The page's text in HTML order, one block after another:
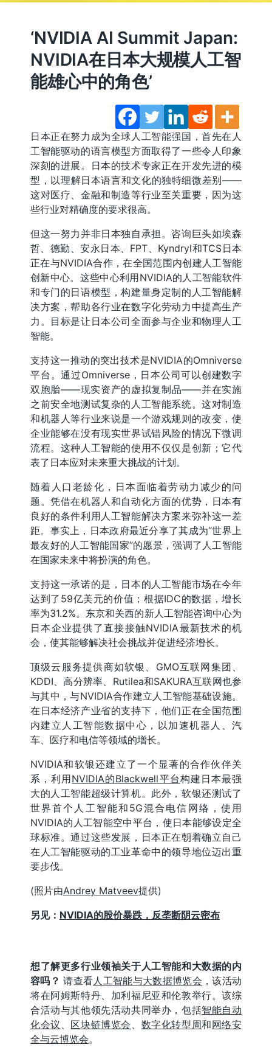
‘NVIDIA AI Summit Japan:
NVIDIA在日本大规模人工智
能雄心中的角色’
日本正在努力成为全球人工智能强国，首先在人
工智能驱动的语言模型方面取得了一些令人印象
深刻的进展。日本的技术专家正在开发先进的模
型，以理解日本语言和文化的独特细微差别——
这对医疗、金融和制造等行业至关重要，因为这
些行业对精确度的要求很高。
但这一努力并非日本独自承担。咨询巨头如埃森
哲、德勤、安永日本、FPT、Kyndryl和TCS日本
正在与NVIDIA合作，在全国范围内创建人工智能
创新中心。这些中心利用NVIDIA的人工智能软件
和专门的日语模型，构建量身定制的人工智能解
决方案，帮助各行业在数字化劳动力中提高生产
力。目标是让日本公司全面参与企业和物理人工
智能。
支持这一推动的突出技术是NVIDIA的Omniverse
平台。通过Omniverse，日本公司可以创建数字
双胞胎——现实资产的虚拟复制品——并在实施
之前安全地测试复杂的人工智能系统。这对制造
和机器人等行业来说是一个游戏规则的改变，使
企业能够在没有现实世界试错风险的情况下微调
流程。这种人工智能的使用不仅仅是创新；它代
表了日本应对未来重大挑战的计划。
随着人口老龄化，日本面临着劳动力减少的问
题。凭借在机器人和自动化方面的优势，日本有
良好的条件利用人工智能解决方案来弥补这一差
距。事实上，日本政府最近分享了其成为“世界上
最友好的人工智能国家”的愿景，强调了人工智能
在国家未来中将扮演的角色。
支持这一承诺的是，日本的人工智能市场在今年
达到了59亿美元的价值；根据IDC的数据，增长
率为31.2%。东京和关西的新人工智能咨询中心为
日本企业提供了直接接触NVIDIA最新技术的机
会，使其能够解决社会挑战并促进经济增长。
顶级云服务提供商如软银、GMO互联网集团、
KDDI、高分辨率、Rutilea和SAKURA互联网也参
与其中，与NVIDIA合作建立人工智能基础设施。
在日本经济产业省的支持下，他们正在全国范围
内建立人工智能数据中心，以加速机器人、汽
车、医疗和电信等领域的增长。
NVIDIA和软银还建立了一个显著的合作伙伴关
系，利用NVIDIA的Blackwell平台构建日本最强
大的人工智能超级计算机。此外，软银还测试了
世界首个人工智能和5G混合电信网络，使用
NVIDIA的人工智能空中平台，使日本能够设定全
球标准。通过这些发展，日本正在朝着确立自己
在人工智能驱动的工业革命中的领导地位迈出重
要步伐。
(照片由Andrey Matveev提供)
另见： NVIDIA的股价暴跌，反垄断阴云密布
想了解更多行业领袖关于人工智能和大数据的内
容吗？ 请查看人工智能与大数据博览会 ，该活动
将在阿姆斯特丹、加利福尼亚和伦敦举行。该综
合活动与其他领先活动共同举办，包括智能自动
化会议 、 区块链博览会 、 数字化转型周和网络安
全与云博览会。